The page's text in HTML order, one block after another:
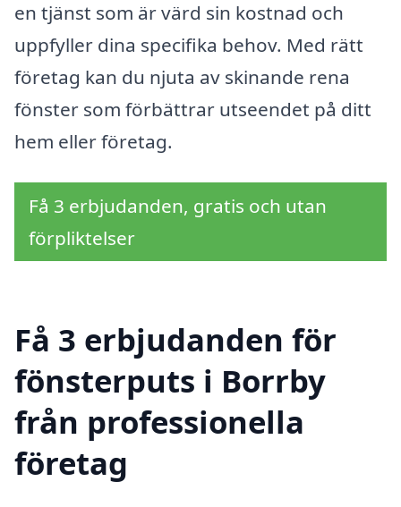
en tjänst som är värd sin kostnad och
uppfyller dina specifika behov. Med rätt
företag kan du njuta av skinande rena
fönster som förbättrar utseendet på ditt
hem eller företag.
Få 3 erbjudanden, gratis och utan
förpliktelser
Få 3 erbjudanden för
fönsterputs i Borrby
från professionella
företag